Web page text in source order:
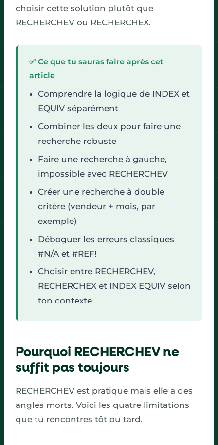
choisir cette solution plutôt que
RECHERCHEV ou RECHERCHEX.
✅ Ce que tu sauras faire après cet
article
Comprendre la logique de INDEX et
EQUIV séparément
Combiner les deux pour faire une
recherche robuste
Faire une recherche à gauche,
impossible avec RECHERCHEV
Créer une recherche à double
critère (vendeur + mois, par
exemple)
Déboguer les erreurs classiques
#N/A et #REF!
Choisir entre RECHERCHEV,
RECHERCHEX et INDEX EQUIV selon
ton contexte
Pourquoi RECHERCHEV ne
suffit pas toujours
RECHERCHEV est pratique mais elle a des
angles morts. Voici les quatre limitations
que tu rencontres tôt ou tard.